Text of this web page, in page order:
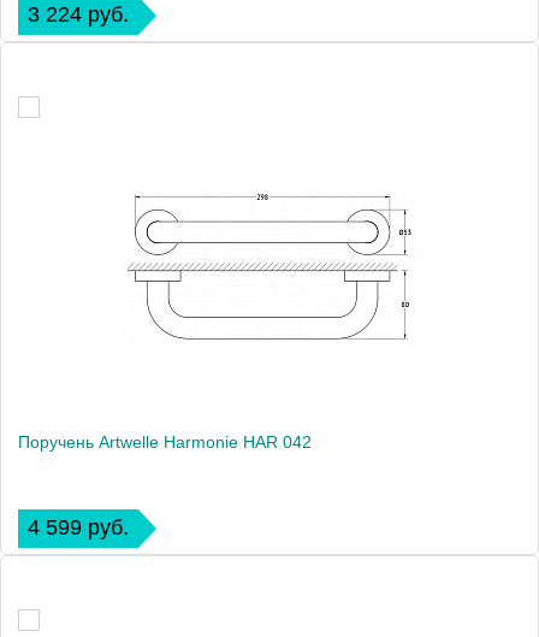
3 224 руб.
Поручень Artwelle Harmonie HAR 042
4 599 руб.